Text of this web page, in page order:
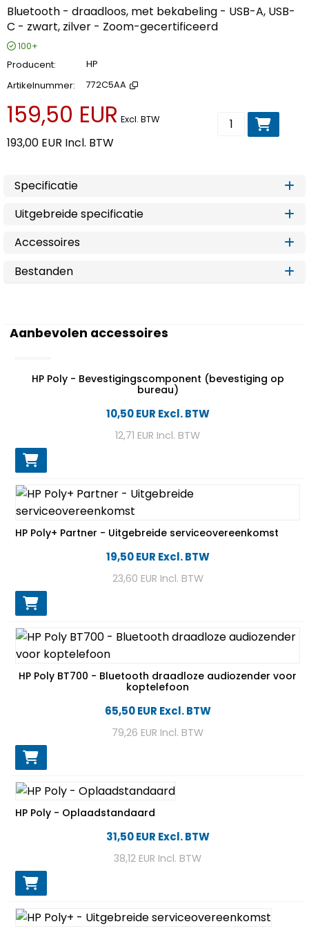
Bluetooth - draadloos, met bekabeling - USB-A, USB-
C - zwart, zilver - Zoom-gecertificeerd
100+
Producent HP
Artikelnummer 772C5AA
159,50 EUR Excl. BTW
193,00 EUR Incl. BTW
Voeg toe aan
Specificatie
Uitgebreide specificatie
Accessoires
Bestanden
Aanbevolen accessoires
HP Poly - Bevestigingscomponent (bevestiging op
bureau)
10,50 EUR Excl. BTW
12,71 EUR Incl. BTW
HP Poly+ Partner - Uitgebreide serviceovereenkomst
19,50 EUR Excl. BTW
23,60 EUR Incl. BTW
HP Poly BT700 - Bluetooth draadloze audiozender voor
koptelefoon
65,50 EUR Excl. BTW
79,26 EUR Incl. BTW
HP Poly - Oplaadstandaard
31,50 EUR Excl. BTW
38,12 EUR Incl. BTW